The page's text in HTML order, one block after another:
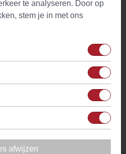
(Lycium barbarum)
te analyseren. Door op
stem je in met ons
afwijzen